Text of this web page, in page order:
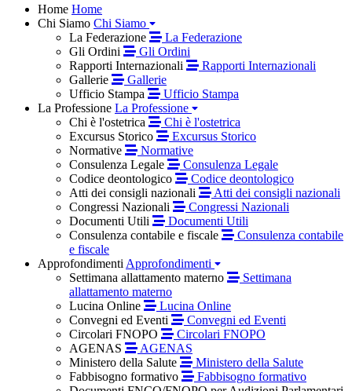
Home Home
Chi Siamo Chi Siamo
La Federazione
La Federazione
Gli Ordini
Gli Ordini
Rapporti Internazionali
Rapporti Internazionali
Gallerie
Gallerie
Ufficio Stampa
Ufficio Stampa
La Professione La Professione
Chi è l'ostetrica
Chi è l'ostetrica
Excursus Storico
Excursus Storico
Normative
Normative
Consulenza Legale
Consulenza Legale
Codice deontologico
Codice deontologico
Atti dei consigli nazionali
Atti dei consigli nazionali
Congressi Nazionali
Congressi Nazionali
Documenti Utili
Documenti Utili
Consulenza contabile e fiscale
Consulenza contabile
e fiscale
Approfondimenti Approfondimenti
Settimana allattamento materno
Settimana
allattamento materno
Lucina Online
Lucina Online
Convegni ed Eventi
Convegni ed Eventi
Circolari FNOPO
Circolari FNOPO
AGENAS
AGENAS
Ministero della Salute
Ministero della Salute
Fabbisogno formativo
Fabbisogno formativo